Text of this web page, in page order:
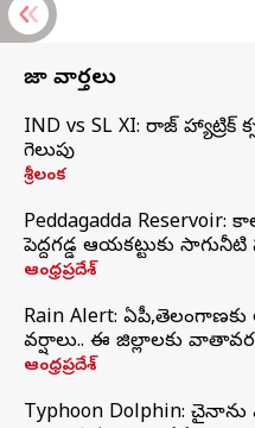
తాజా వార్తలు
IND vs SL XI: సిరాజ్‌ హ్యాట్రిక్‌
గెలుపు
శ్రీలంక
Peddagadda Reservoir:
పెద్దగడ్డ ఆయకట్టుకు
ఆంధ్రప్రదేశ్
Rain Alert: ఏపీ,తెలంగాణకు
వర్షాలు.. ఈ జిల్లాలకు
ఆంధ్రప్రదేశ్
Typhoon Dolphin: చైనాను